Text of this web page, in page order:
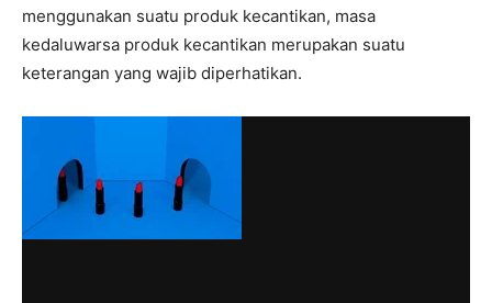
menggunakan suatu produk kecantikan, masa
kedaluwarsa produk kecantikan merupakan suatu
keterangan yang wajib diperhatikan.